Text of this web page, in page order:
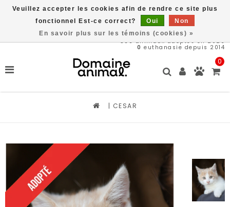
566animaux adoptés en 2026
0 euthanasie depuis 2014
0
| CESAR
Veuillez accepter les cookies afin de rendre ce site plus
fonctionnel Est-ce correct?
Oui
Non
En savoir plus sur les témoins (cookies) »
Livraison gratuite à partir de 89$*